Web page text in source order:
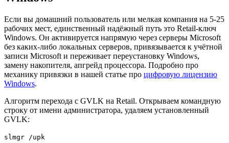
Если вы домашний пользователь или мелкая компания на 5-25
рабочих мест, единственный надёжный путь это Retail-ключ
Windows. Он активируется напрямую через серверы Microsoft
без каких-либо локальных серверов, привязывается к учётной
записи Microsoft и переживает переустановку Windows,
замену накопителя, апгрейд процессора. Подробно про
механику привязки в нашей статье про цифровую лицензию
Windows.
Алгоритм перехода с GVLK на Retail. Открываем командную
строку от имени администратора, удаляем установленный
GVLK:
slmgr /upk